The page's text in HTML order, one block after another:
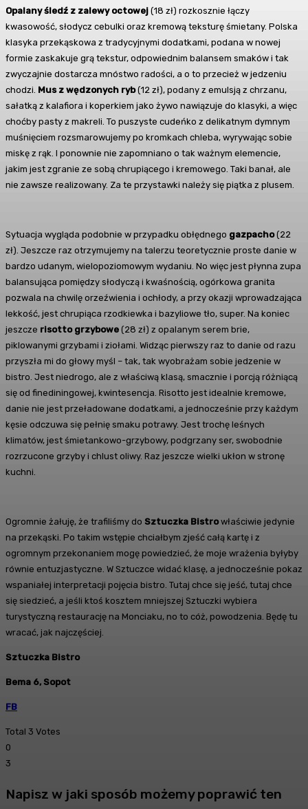
Opalany śledź z zalewy octowej (18 zł) rozkosznie łączy
kwasowość, słodycz cebulki oraz kremową teksturę śmietany. Polska
klasyka przekąskowa z tradycyjnymi dodatkami, podana w nowej
formie zaskakuje grą tekstur, odpowiednim balansem smaków i tak
zwyczajnie dostarcza mnóstwo radości, a o to przecież w jedzeniu
chodzi. Mus z wędzonych ryb(12 zł), podany z emulsją z chrzanu,
sałatką z kalafiora i koperkiem jako żywo nawiązuje do klasyki, a więc
choćby pasty z makreli. To puszyste cudeńko z delikatnym dymnym
muśnięciem rozsmarowujemy po kromkach chleba, wyrywając sobie
miskę z rąk. I ponownie nie zapomniano o tak ważnym elemencie,
jakim jest zgranie ze sobą chrupiącego i kremowego. Taki banał, ale
nie zawsze realizowany. Za te przystawki należy się piątka z plusem.
Sytuacja wygląda podobnie w przypadku obłędnego gazpacho(22
zł). Jeszcze raz otrzymujemy na talerzu teoretycznie proste danie w
bardzo udanym, wielopoziomowym wydaniu. No więc jest płynna zupa
balansująca pomiędzy słodyczą i kwaśnością, ogórkowa granita
pozwala na chwilę orzeźwienia i ochłody, a przy okazji wprowadzająca
lekkość, jest chrupiąca rzodkiewka i bazyliowe tło, super. Na koniec
jeszcze risotto grzybowe (28 zł) z opalanym serem brie,
piklowanymi grzybami i ziołami. Widząc pierwszy raz to danie od razu
przyszła mi do głowy myśl – tak, tak wyobrażam sobie jedzenie w
bistro. Jest niedrogo, ale z właściwą klasą, smacznie i porcją różniącą
się od finediningowej, kwintesencja. Risotto jest idealnie kremowe,
danie nie jest przeładowane dodatkami, a jednocześnie przy każdym
kęsie odczuwa się pełnię smaku potrawy. Jest trochę leśnych
klimatów, jest śmietankowo-grzybowy, podgrzany ser, swobodnie
rozrzucone grzyby i chlust oliwy. Raz jeszcze wielki ukłon w stronę
kuchni.
Ogromnie żałuję, że trafiliśmy do Sztuczka Bistrowłaściwie jedynie
na przekąski. Po takim wstępie chciałbym zjeść całą kartę i z
ogromnym przekonaniem mogę powiedzieć, że moje wrażenia byłyby
równie entuzjastyczne. W Sztuczce widać klasę, a jednocześnie pokaz
wspaniałej interpretacji pojęcia bistro. Tutaj chce się jeść, tutaj chce
się siedzieć, a jeśli ktoś kosztem mniejszej Sztuczki wybiera
turystyczną restaurację na Monciaku, no to cóż, powodzenia. Będę tu
wracać, jak najczęściej.
Sztuczka Bistro
Bema 6, Sopot
FB
Total 3 Votes
0
3
Napisz w jaki sposób możemy poprawić ten